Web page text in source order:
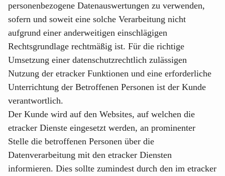
personenbezogene Datenauswertungen zu verwenden,
sofern und soweit eine solche Verarbeitung nicht
aufgrund einer anderweitigen einschlägigen
Rechtsgrundlage rechtmäßig ist. Für die richtige
Umsetzung einer datenschutzrechtlich zulässigen
Nutzung der etracker Funktionen und eine erforderliche
Unterrichtung der Betroffenen Personen ist der Kunde
verantwortlich.
Der Kunde wird auf den Websites, auf welchen die
etracker Dienste eingesetzt werden, an prominenter
Stelle die betroffenen Personen über die
Datenverarbeitung mit den etracker Diensten
informieren. Dies sollte zumindest durch den im etracker